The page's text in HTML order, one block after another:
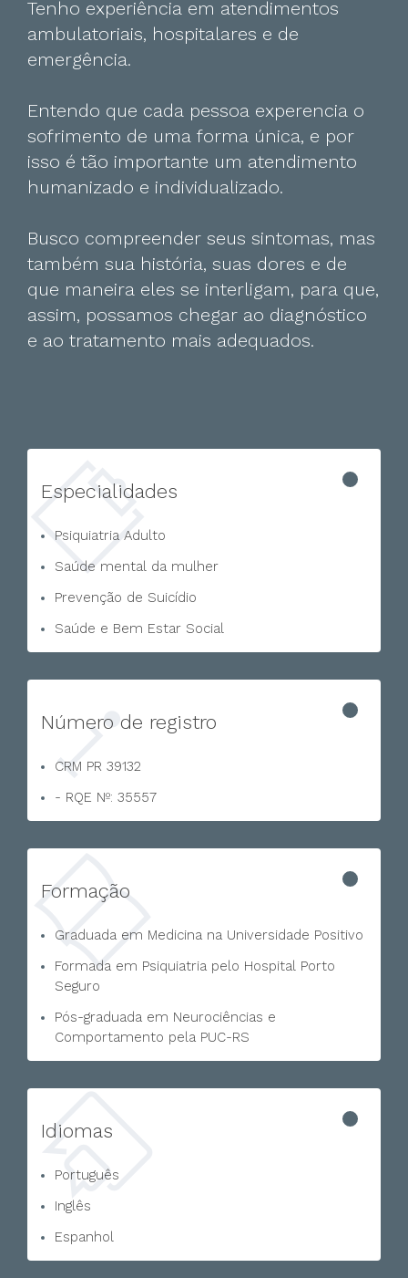
Tenho experiência em atendimentos
ambulatoriais, hospitalares e de
emergência.
Entendo que cada pessoa experencia o
sofrimento de uma forma única, e por
isso é tão importante um atendimento
humanizado e individualizado.
Busco compreender seus sintomas, mas
também sua história, suas dores e de
que maneira eles se interligam, para que,
assim, possamos chegar ao diagnóstico
e ao tratamento mais adequados.
Especialidades
Psiquiatria Adulto
Saúde mental da mulher
Prevenção de Suicídio
Saúde e Bem Estar Social
Número de registro
CRM PR 39132
- RQE Nº: 35557
Formação
Graduada em Medicina na Universidade Positivo
Formada em Psiquiatria pelo Hospital Porto
Seguro
Pós-graduada em Neurociências e
Comportamento pela PUC-RS
Idiomas
Português
Inglês
Espanhol